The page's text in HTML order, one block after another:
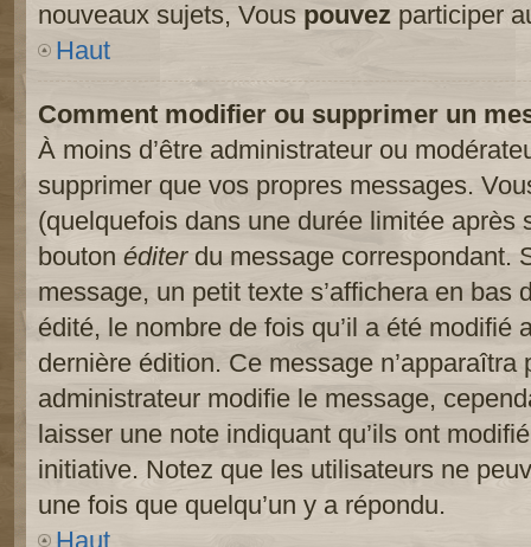
nouveaux sujets, Vous pouvez participer
Haut
Comment modifier ou supprimer un
À moins d’être administrateur ou
supprimer que vos propres messages.
(quelquefois dans une durée limitée après
bouton éditerdu message correspondant.
message, un petit texte s’affichera en bas
édité, le nombre de fois qu’il a été modifié
dernière édition. Ce message
administrateur modifie le message,
laisser une note indiquant qu’ils ont
initiative. Notez que les utilisateurs ne
une fois que quelqu’un y a répondu.
Haut